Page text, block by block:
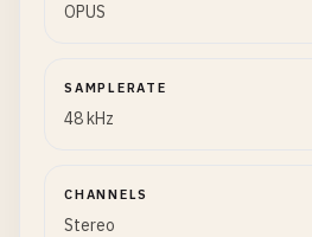
OPUS
SAMPLERATE
48 kHz
CHANNELS
Stereo